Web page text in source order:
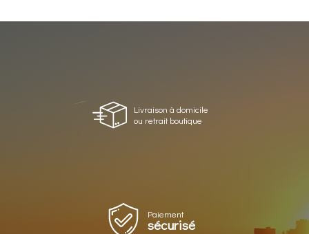
Livraison à domicile
ou retrait boutique
Paiement
sécurisé